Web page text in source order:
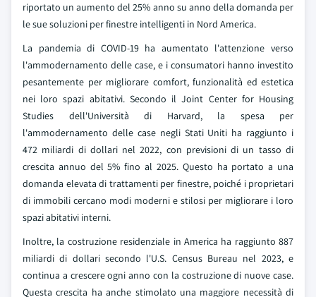
riportato un aumento del 25% anno su anno della domanda per
le sue soluzioni per finestre intelligenti in Nord America.
La pandemia di COVID-19 ha aumentato l'attenzione verso
l'ammodernamento delle case, e i consumatori hanno investito
pesantemente per migliorare comfort, funzionalità ed estetica
nei loro spazi abitativi. Secondo il Joint Center for Housing
Studies dell'Università di Harvard, la spesa per
l'ammodernamento delle case negli Stati Uniti ha raggiunto i
472 miliardi di dollari nel 2022, con previsioni di un tasso di
crescita annuo del 5% fino al 2025. Questo ha portato a una
domanda elevata di trattamenti per finestre, poiché i proprietari
di immobili cercano modi moderni e stilosi per migliorare i loro
spazi abitativi interni.
Inoltre, la costruzione residenziale in America ha raggiunto 887
miliardi di dollari secondo l'U.S. Census Bureau nel 2023, e
continua a crescere ogni anno con la costruzione di nuove case.
Questa crescita ha anche stimolato una maggiore necessità di